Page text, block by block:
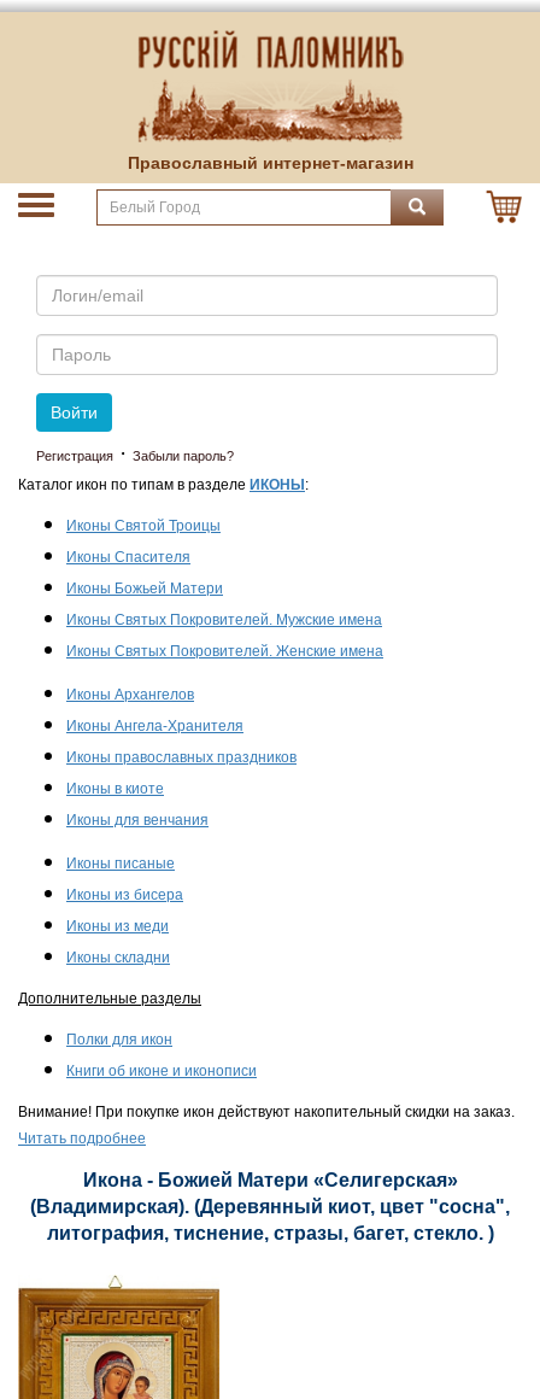
Православный интернет-магазин
Email
Пароль
Войти
Регистрация · Забыли пароль?
Каталог икон по типам в разделе ИКОНЫ :
Иконы Святой Троицы
Иконы Спасителя
Иконы Божьей Матери
Иконы Святых Покровителей. Мужские имена
Иконы Святых Покровителей. Женские имена
Иконы Архангелов
Иконы Ангела-Хранителя
Иконы православных праздников
Иконы в киоте
Иконы для венчания
Иконы писаные
Иконы из бисера
Иконы из меди
Иконы складни
Дополнительные разделы
Полки для икон
Книги об иконе и иконописи
Внимание! При покупке икон действуют накопительный скидки на заказ.
Читать подробнее
Икона - Божией Матери «Селигерская»
(Владимирская). (Деревянный киот, цвет "сосна",
литография, тиснение, стразы, багет, стекло. )